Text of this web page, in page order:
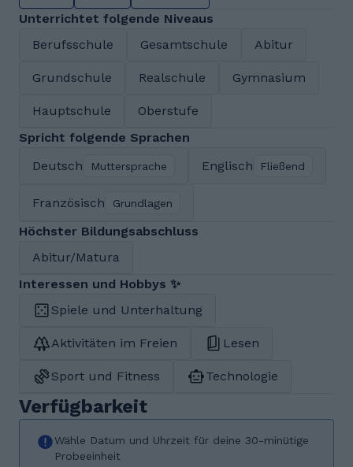
Unterrichtet folgende Niveaus
Berufsschule
Gesamtschule Abitur
Grundschule Realschule Gymnasium
Hauptschule
Oberstufe
Spricht folgende Sprachen
Deutsch
Muttersprache Englisch Fließend
Französisch Grundlagen
Höchster Bildungsabschluss
Abitur/Matura
Interessen und Hobbys ✨
Spiele und Unterhaltung
Aktivitäten im Freien Lesen
Sport und Fitness Technologie
Verfügbarkeit
Wähle Datum und Uhrzeit für deine 30-minütige
Probeeinheit